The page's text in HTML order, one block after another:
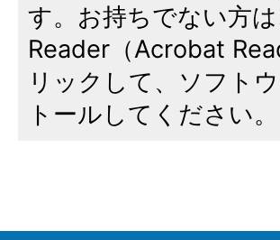
す。お持ちでない方
Reader（Acrobat
リックして、ソフト
トールしてください。